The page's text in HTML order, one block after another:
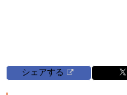
シェアする